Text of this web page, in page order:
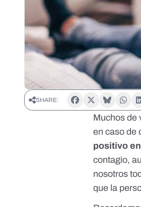
SHARE:
Muchos de
en caso de
positivo
contagio,
nosotros
que la